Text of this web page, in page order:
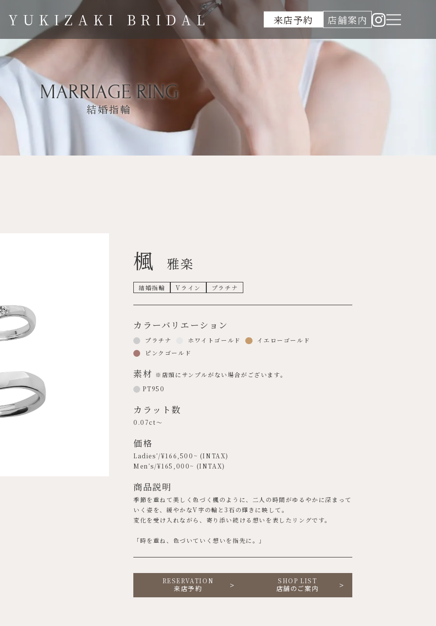
YUKIZAKI BRIDAL 来店予約 店舗案内
MARRIAGE RING
結婚指輪
楓 雅楽
結婚指輪 Vライン プラチナ
カラーバリエーション
プラチナ ホワイトゴールド
イエローゴールド
ピンクゴールド
素材 ※店頭にサンプルがない場合がございます。
PT950
カラット数
0.07ct～
価格
Ladies’/¥166,500 ~ (INTAX)
Men’s/¥165,000~ (INTAX)
商品説明
季節を重ねて美しく色づく楓のように、二人の時間がゆるやかに深まって
いく姿を、緩やかなV字の輪と3石の輝きに映して。
変化を受け入れながら、寄り添い続ける想いを表したリングです。
「時を重ね、色づいていく想いを指先に。」
RESERVATION
来店予約
SHOP LIST
店舗のご案内